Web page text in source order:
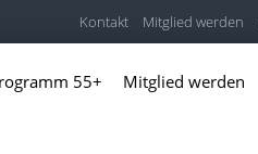
Kontakt Mitglied werden
55+ Mitglied werden